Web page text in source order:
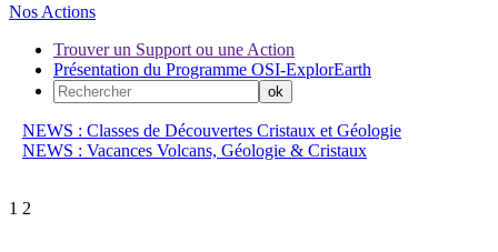
Nos Actions
Trouver un Support ou une Action
Présentation du Programme OSI-ExplorEarth
NEWS : Classes de Découvertes Cristaux et Géologie
NEWS : Vacances Volcans, Géologie & Cristaux
1 2